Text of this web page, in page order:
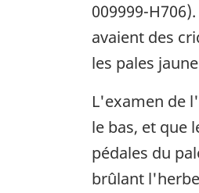
009999-
avaient des
les pales
L'examen de
le bas, et que
pédales du
brûlant